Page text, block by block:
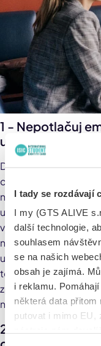
I tady se rozdávají
I my (GTS ALIVE
další technologie,
souhlasem
se na našich
obsah je zajímá.
i reklamu.
některá data přitom
putovat i mimo EU,
1 - Nepotlačuj
ukázat
Dovol si plakat,
cítíš. Zvol si svůj
nepotlačovat, ale dát
uvolnění napětí a
vykřičet do lesa,
napadne. Neboj se
už se jedná o vztek,
toho, jak se cítíš,
zpracováváš
nikomu jinému, je to
2 - Řekni si o